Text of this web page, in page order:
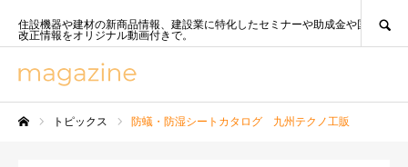
住設機器や建材の新商品情報、建設業に特化したセミナーや助成金や国策、法
改正情報をオリジナル動画付きで。
トピックス 防蟻・防湿シートカタログ 九州テクノ工販